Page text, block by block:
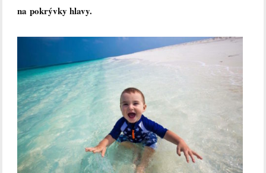
na pokrývky hlavy.